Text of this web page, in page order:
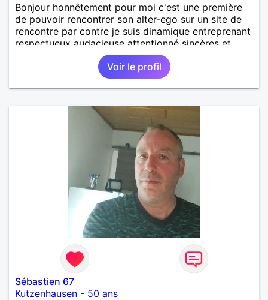
Bonjour honnêtement pour moi c'est une première
de pouvoir rencontrer son alter-ego sur un site de
rencontre par contre je suis dinamique entreprenant
respectueux audacieuse attentionné sincères et
expressif et j' aime surtout les câlins et à les
partager avec humour et amour bisous à+ à bientôt
Voir le profil
Sébastien 67
Kutzenhausen - 50 ans